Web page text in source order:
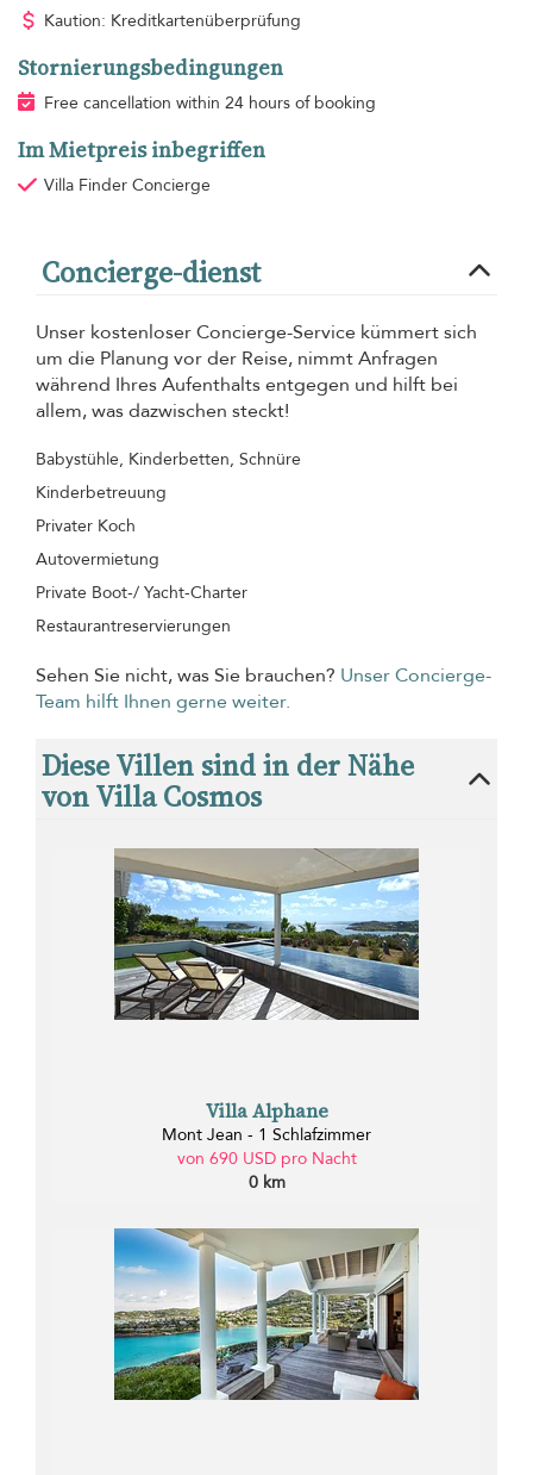
Kaution: Kreditkartenüberprüfung
Stornierungsbedingungen
Free cancellation within 24 hours of booking
Im Mietpreis inbegriffen
Villa Finder Concierge
Concierge-dienst
Unser kostenloser Concierge-Service kümmert sich
um die Planung vor der Reise, nimmt Anfragen
während Ihres Aufenthalts entgegen und hilft bei
allem, was dazwischen steckt!
Babystühle, Kinderbetten, Schnüre
Kinderbetreuung
Privater Koch
Autovermietung
Private Boot-/ Yacht-Charter
Restaurantreservierungen
Sehen Sie nicht, was Sie brauchen? Unser Concierge-
Team hilft Ihnen gerne weiter.
Diese Villen sind in der Nähe
von Villa Cosmos
Villa Alphane
Mont Jean - 1 Schlafzimmer
von 690 USD pro Nacht
0 km